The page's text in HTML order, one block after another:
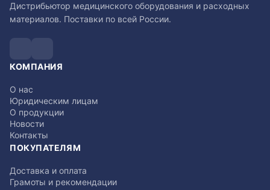
Дистрибьютор медицинского оборудования и расходных
материалов. Поставки по всей России.
КОМПАНИЯ
О нас
Юридическим лицам
О продукции
Новости
Контакты
ПОКУПАТЕЛЯМ
Доставка и оплата
Грамоты и рекомендации